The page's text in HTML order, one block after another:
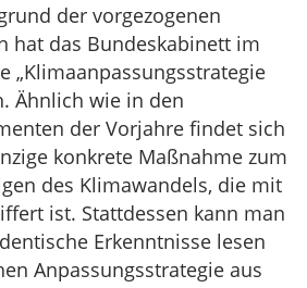
der vorgezogenen
hat das Bundeskabinett im
„Klimaanpassungsstrategie
Ähnlich wie in den
der Vorjahre findet sich
konkrete Maßnahme zum
des Klimawandels, die mit
ist. Stattdessen kann man
Erkenntnisse lesen
Anpassungsstrategie aus